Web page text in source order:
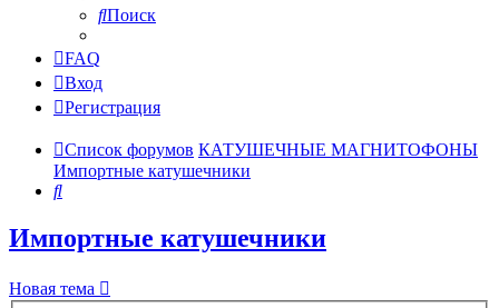
Поиск
FAQ
Вход
Регистрация
Список форумов КАТУШЕЧНЫЕ МАГНИТОФОНЫ
Импортные катушечники
Поиск
Импортные катушечники
Новая тема